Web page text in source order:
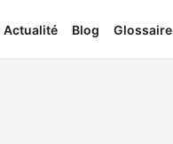
Actualité Blog Glossaire